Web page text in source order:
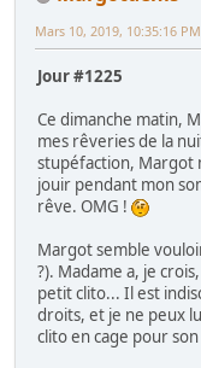
Mars 10, 2019, 10:35:16 PM
Jour #1225
Ce dimanche matin,
mes rêveries de la
stupéfaction, Margot
jouir pendant mon
rêve. OMG !
Margot semble
?). Madame a, je
petit clito... Il est
droits, et je ne peux
clito en cage pour son